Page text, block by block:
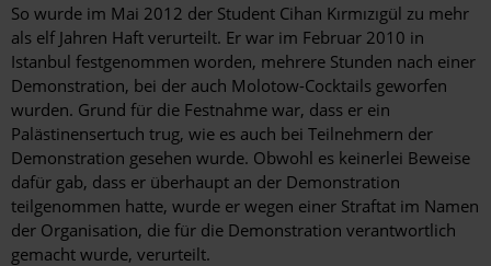
So wurde im Mai 2012 der Student Cihan Kırmızıgül zu mehr
als elf Jahren Haft verurteilt. Er war im Februar 2010 in
Istanbul festgenommen worden, mehrere Stunden nach einer
Demonstration, bei der auch Molotow-Cocktails geworfen
wurden. Grund für die Festnahme war, dass er ein
Palästinensertuch trug, wie es auch bei Teilnehmern der
Demonstration gesehen wurde. Obwohl es keinerlei Beweise
dafür gab, dass er überhaupt an der Demonstration
teilgenommen hatte, wurde er wegen einer Straftat im Namen
der Organisation, die für die Demonstration verantwortlich
gemacht wurde, verurteilt.